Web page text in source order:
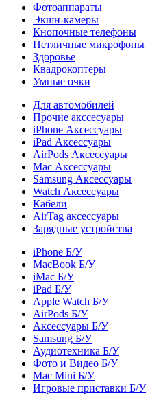
Фотоаппараты
Экшн-камеры
Кнопочные телефоны
Петличные микрофоны
Здоровье
Квадрокоптеры
Умные очки
Для автомобилей
Прочие акссесуары
iPhone Аксессуары
iPad Аксессуары
AirPods Аксессуары
Mac Аксессуары
Samsung Аксессуары
Watch Аксессуары
Кабели
AirTag аксессуары
Зарядные устройства
iPhone Б/У
MacBook Б/У
iMac Б/У
iPad Б/У
Apple Watch Б/У
AirPods Б/У
Аксессуары Б/У
Samsung Б/У
Аудиотехника Б/У
Фото и Видео Б/У
Mac Mini Б/У
Игровые приставки Б/У